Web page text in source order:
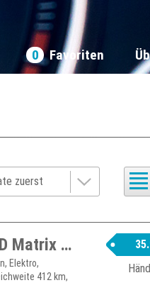
0 Favoriten
AUDI Q4 e-tron 50 qua. 220kW HUD Matrix Sonos
Elektro,
412 km,